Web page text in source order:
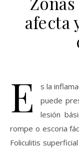
afecta
E
s la
puede
lesión
rompe o escoria
Foliculitis